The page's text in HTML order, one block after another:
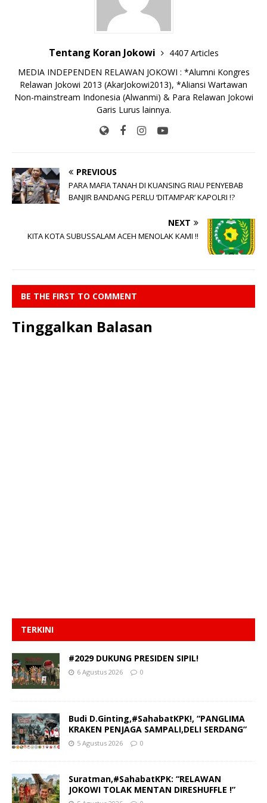
Tentang Koran Jokowi
4407 Articles
MEDIA INDEPENDEN RELAWAN JOKOWI : *Alumni Kongres
Relawan Jokowi 2013 (AkarJokowi2013), *Aliansi Wartawan
Non-mainstream Indonesia (Alwanmi) & Para Relawan Jokowi
Garis Lurus lainnya.
PREVIOUS
PARA MAFIA TANAH DI KUANSING RIAU PENYEBAB
BANJIR BANDANG PERLU ‘DITAMPAR’ KAPOLRI !?
NEXT
KITA KOTA SUBUSSALAM ACEH MENOLAK KAMI !!
BE THE FIRST TO COMMENT
Tinggalkan Balasan
TERKINI
#2029 DUKUNG PRESIDEN SIPIL!
6 Agustus 2026 0
Budi D.Ginting,#SahabatKPK!, “PANGLIMA
KRAKEN PENJAGA SAMPALI,DELI SERDANG”
5 Agustus 2026 0
Suratman,#SahabatKPK: “RELAWAN
JOKOWI TOLAK MENTAN DIRESHUFFLE !”